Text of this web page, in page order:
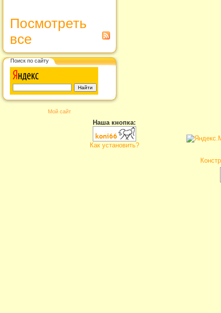
Посмотреть
все
Поиск по сайту
Мой сайт
Наша кнопка:
Как установить?